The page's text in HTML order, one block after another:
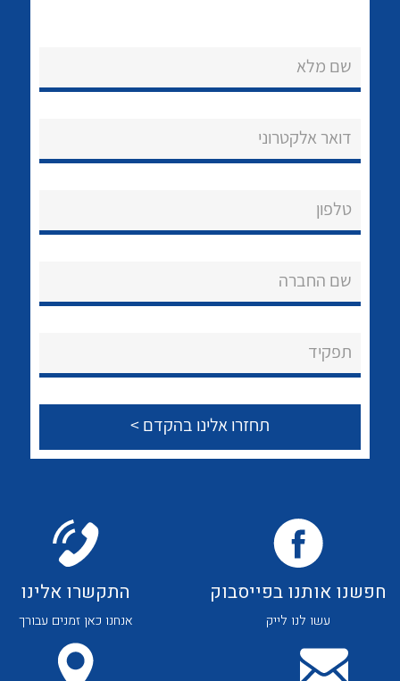
נקודות מכירה
About Ateka Ltd.
צור קשר
לכל מוצרי היצרן
לכל מוצרי היצרן לכל מוצרי היצרן
לכל מוצרי היצרן לכל מוצרי היצרן
שם מלא
דואר אלקטרוני
טלפון
שם החברה
תפקיד
חפשנו אותנו בפייסבוק
עשו לנו לייק
התקשרו אלינו
אנחנו כאן זמנים עבורך